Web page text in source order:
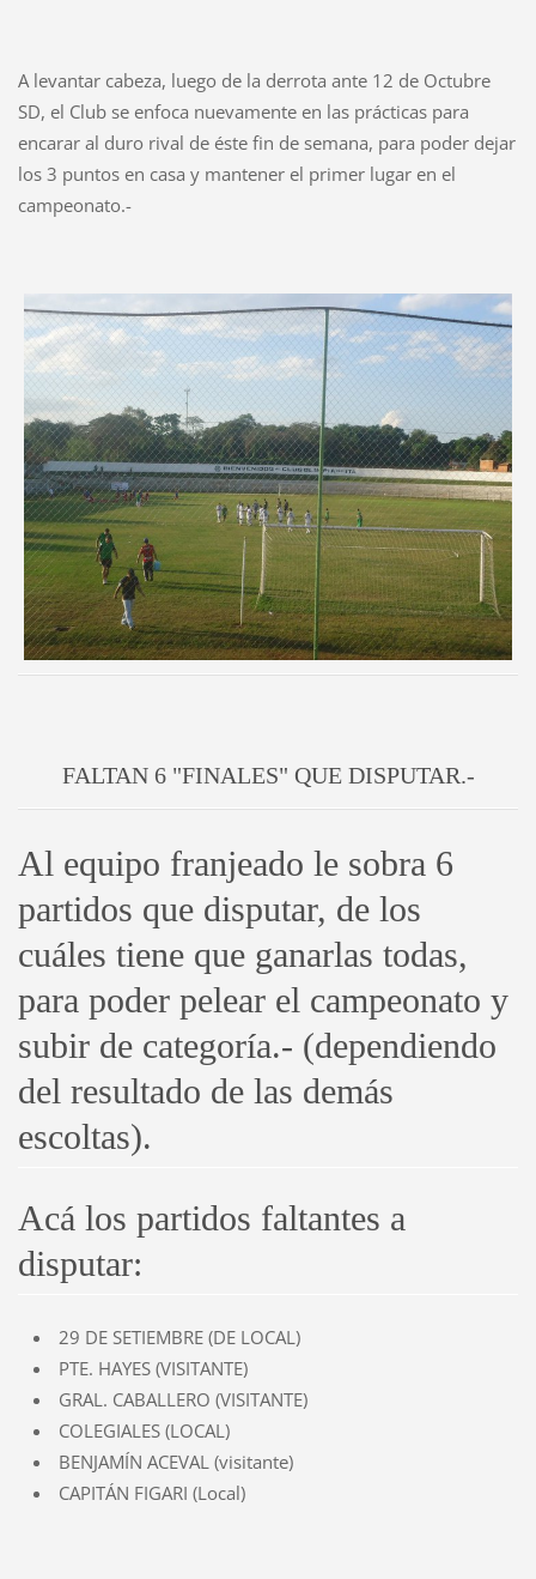
A levantar cabeza, luego de la derrota ante 12 de Octubre
SD, el Club se enfoca nuevamente en las prácticas para
encarar al duro rival de éste fin de semana, para poder dejar
los 3 puntos en casa y mantener el primer lugar en el
campeonato.-
FALTAN 6 "FINALES" QUE DISPUTAR.-
Al equipo franjeado le sobra 6
partidos que disputar, de los
cuáles tiene que ganarlas todas,
para poder pelear el campeonato y
subir de categoría.- (dependiendo
del resultado de las demás
escoltas).
Acá los partidos faltantes a
disputar:
29 DE SETIEMBRE (DE LOCAL)
PTE. HAYES (VISITANTE)
GRAL. CABALLERO (VISITANTE)
COLEGIALES (LOCAL)
BENJAMÍN ACEVAL (visitante)
CAPITÁN FIGARI (Local)